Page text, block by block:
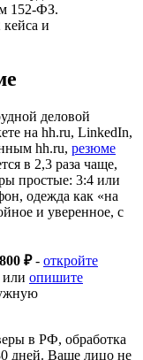
152-ФЗ.
и
деловой
на hh.ru, LinkedIn,
hh.ru, резюме
в 2,3 раза чаще,
простые: 3:4 или
одежда как «на
и уверенное, с
₽- откройте
или опишите
в РФ, обработка
дней. Ваше лицо не